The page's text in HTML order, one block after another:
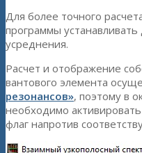
Для более точного
программы
усреднения.
Расчет и отображение
вантового элемента
резонансов», поэтому в
необходимо
флаг напротив